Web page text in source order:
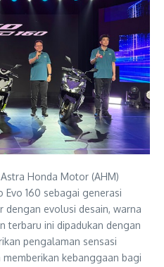
Honda Motor (AHM)
Evo 160 sebagai generasi
dengan evolusi desain, warna
terbaru ini dipadukan dengan
pengalaman sensasi
kebanggaan bagi